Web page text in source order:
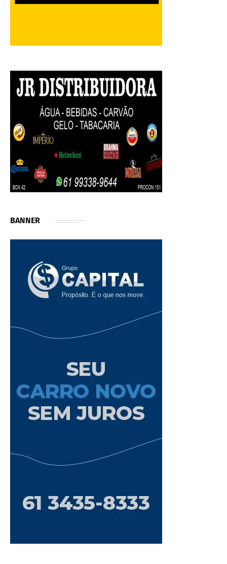
BANNER